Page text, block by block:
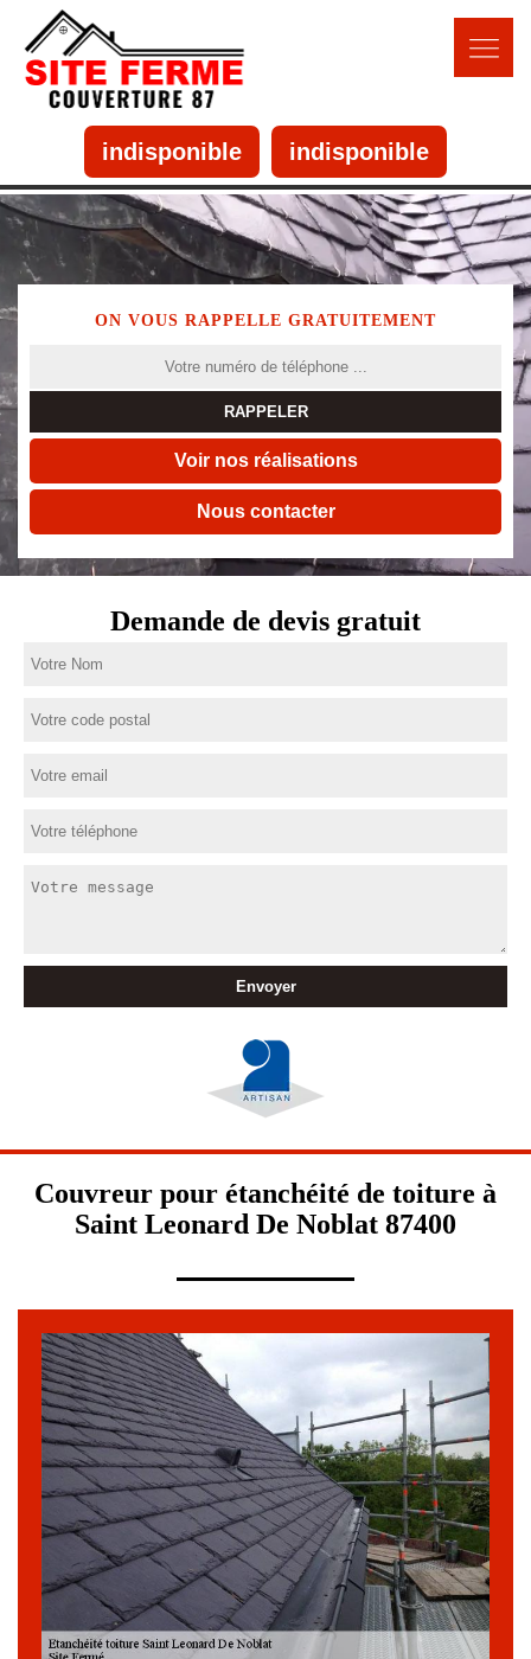
indisponible indisponible
ON VOUS RAPPELLE GRATUITEMENT
Voir nos réalisations
Nous contacter
Demande de devis gratuit
Couvreur pour étanchéité de toiture à
Saint Leonard De Noblat 87400